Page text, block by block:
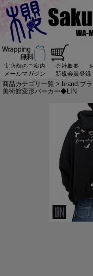
実店舗のご案内 会社概要
メールマガジン
新規会員登録
商品カテゴリ一覧 > brand:ブ
美術館変形パーカー◆LIN